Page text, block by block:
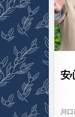
安
川